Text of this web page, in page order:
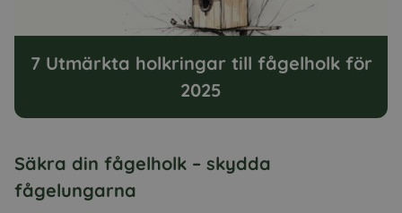
7 Utmärkta holkringar till fågelholk för
2025
Säkra din fågelholk – skydda
fågelungarna